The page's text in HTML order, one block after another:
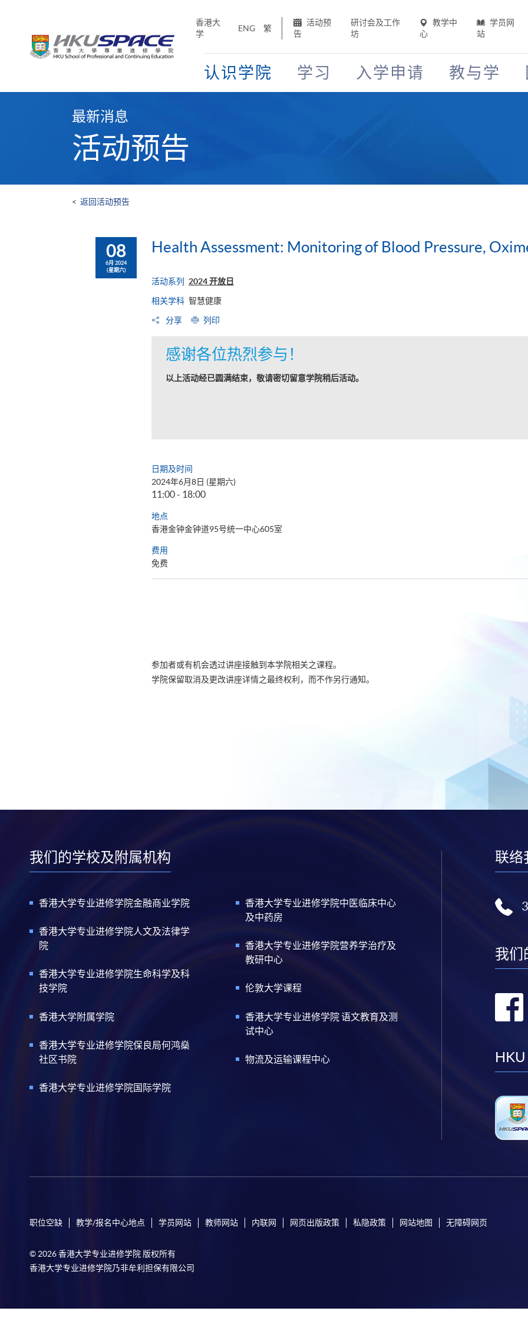
香港大
学
ENG 繁
活动预
告
研讨会及工作
坊
教学中
心
学员网
站
认识学院 学习 入学申请 教与学
最新消息
活动预告
< 返回活动预告
08
6月 2024
(星期六)
Health Assessment: Monitoring of Blood Pressure,
活动系列 2024 开放日
相关学科 智慧健康
分享 列印
感谢各位热烈参与！
以上活动经已圆满结束，敬请密切留意学院稍后活动。
日期及时间
2024年6月8日 (星期六)
11:00 - 18:00
地点
香港金钟金钟道95号统一中心605室
费用
免费
参加者或有机会透过讲座接触到本学院相关之课程。
学院保留取消及更改讲座详情之最终权利，而不作另行通知。
我们的学校及附属机构
香港大学专业进修学院金融商业学院
香港大学专业进修学院人文及法律学
院
香港大学专业进修学院生命科学及科
技学院
香港大学附属学院
香港大学专业进修学院保良局何鸿燊
社区书院
香港大学专业进修学院国际学院
香港大学专业进修学院中医临床中心
及中药房
香港大学专业进修学院营养学治疗及
教研中心
伦敦大学课程
香港大学专业进修学院 语文教育及测
试中心
物流及运输课程中心
联络
我们
HKU
职位空缺 教学/报名中心地点 学员网站 教师网站 内联网 网页出版政策 私隐政策 网站地图 无障碍网页
© 2026 香港大学专业进修学院 版权所有
香港大学专业进修学院乃非牟利担保有限公司